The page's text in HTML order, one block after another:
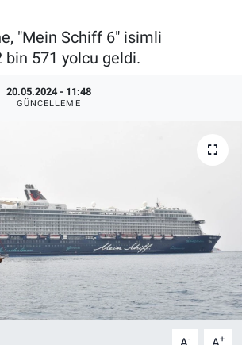
"Mein Schiff 6" isimli
bin 571 yolcu geldi.
20.05.2024 - 11:48
GÜNCELLEME
- +